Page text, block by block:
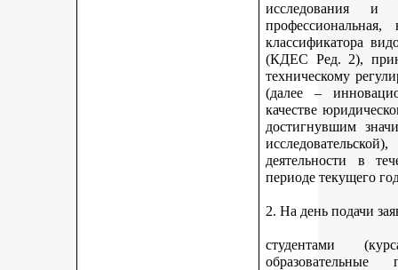
исследования и
классификатора
(КДЕС Ред. 2),
техническому
(далее –
качестве
достигнувшим
деятельности в
периоде текущего
2. На день подачи
студентами
образовательные